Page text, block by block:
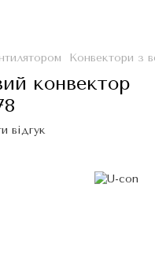
Конвектори з
конвектор
відгук